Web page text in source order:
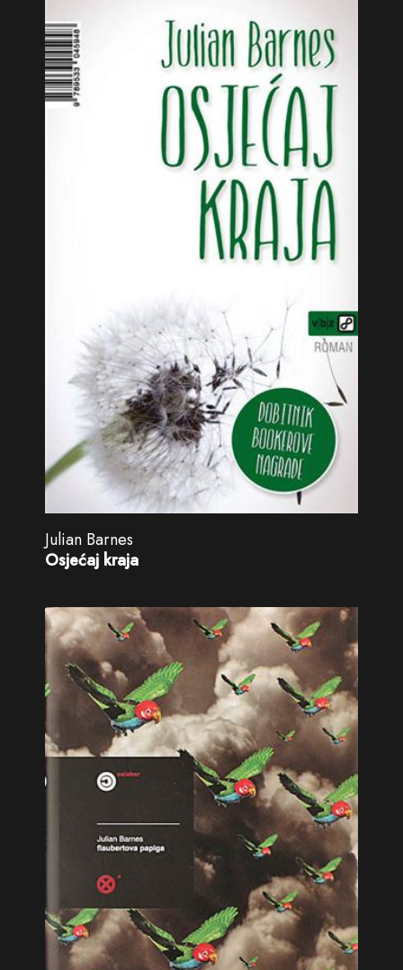
Julian Barnes
Osjećaj kraja